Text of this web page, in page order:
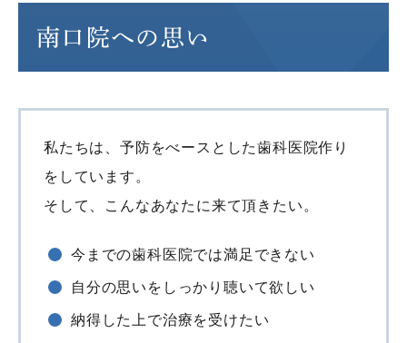
南口院への思い
私たちは、予防をべースとした歯科医院作り
をしています。
そして、こんなあなたに来て頂きたい。
今までの歯科医院では満足できない
自分の思いをしっかり聴いて欲しい
納得した上で治療を受けたい